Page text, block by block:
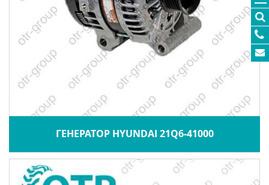
ГЕНЕРАТОР HYUNDAI 21Q6-41000